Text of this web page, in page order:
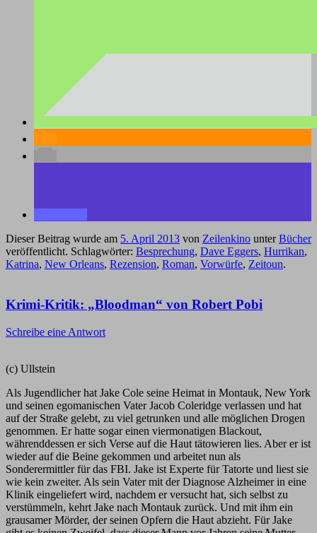
Dieser Beitrag wurde am 5. April 2013 von Zeilenkino unterBücher
veröffentlicht. Schlagwörter: Besprechung, Dave Eggers, Hurrikan,
Katrina, New Orleans, Rezension, Roman, Vorwürfe, Zeitoun.
Krimi-Kritik: „Bloodman“ von Robert Pobi
Schreibe eine Antwort
(c) Ullstein
Als Jugendlicher hat Jake Cole seine Heimat in Montauk, New York
und seinen egomanischen Vater Jacob Coleridge verlassen und hat
auf der Straße gelebt, zu viel getrunken und alle möglichen Drogen
genommen. Er hatte sogar einen viermonatigen Blackout,
währenddessen er sich Verse auf die Haut tätowieren lies. Aber er ist
wieder auf die Beine gekommen und arbeitet nun als
Sonderermittler für das FBI. Jake ist Experte für Tatorte und liest sie
wie kein zweiter. Als sein Vater mit der Diagnose Alzheimer in eine
Klinik eingeliefert wird, nachdem er versucht hat, sich selbst zu
verstümmeln, kehrt Jake nach Montauk zurück. Und mit ihm ein
grausamer Mörder, der seinen Opfern die Haut abzieht. Für Jake